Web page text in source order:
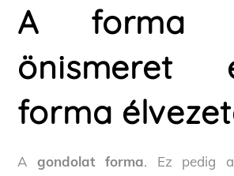
A forma
forma
Agondolat forma. Ez pedig